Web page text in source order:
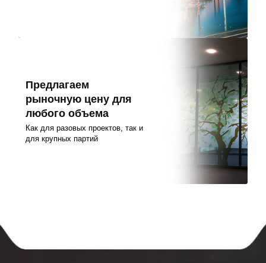
Предлагаем
рыночную цену для
любого объема
Как для разовых проектов, так и
для крупных партий